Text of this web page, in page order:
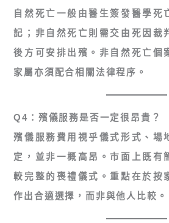
自然死亡一般由醫生簽發醫學死
記；非自然死亡則需交由死因裁
後方可安排出殯。非自然死亡個
家屬亦須配合相關法律程序。
Q4：殯儀服務是否一定很昂貴？
殯儀服務費用視乎儀式形式、場
定，並非一概高昂。市面上既有
較完整的喪禮儀式。重點在於按
作出合適選擇，而非與他人比較。